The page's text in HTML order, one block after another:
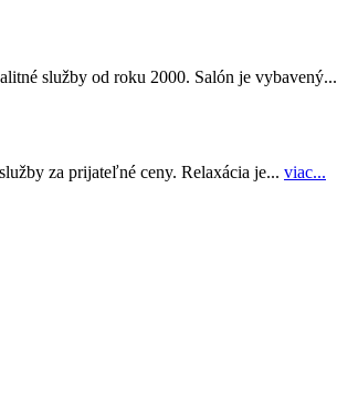
služby od roku 2000. Salón je vybavený...
za prijateľné ceny. Relaxácia je... viac...